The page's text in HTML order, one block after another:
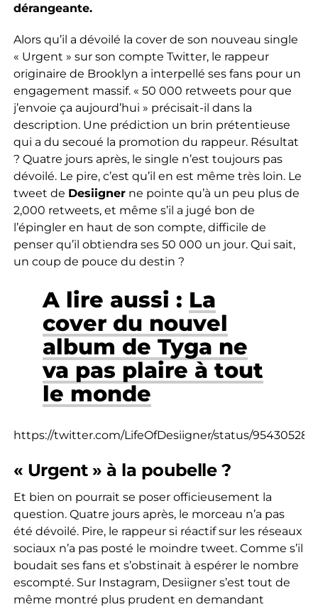
dérangeante.
Alors qu’il a dévoilé la cover de son nouveau single
« Urgent » sur son compte Twitter, le rappeur
originaire de Brooklyn a interpellé ses fans pour un
engagement massif. « 50 000 retweets pour que
j’envoie ça aujourd’hui » précisait-il dans la
description. Une prédiction un brin prétentieuse
qui a du secoué la promotion du rappeur. Résultat
? Quatre jours après, le single n’est toujours pas
dévoilé. Le pire, c’est qu’il en est même très loin. Le
tweet de Desiignerne pointe qu’à un peu plus de
2,000 retweets, et même s’il a jugé bon de
l’épingler en haut de son compte, difficile de
penser qu’il obtiendra ses 50 000 un jour. Qui sait,
un coup de pouce du destin ?
A lire aussi : La
cover du nouvel
album de Tyga ne
va pas plaire à tout
le monde
https://twitter.com/LifeOfDesiigner/status/
« Urgent » à la poubelle ?
Et bien on pourrait se poser officieusement la
question. Quatre jours après, le morceau n’a pas
été dévoilé. Pire, le rappeur si réactif sur les réseaux
sociaux n’a pas posté le moindre tweet. Comme s’il
boudait ses fans et s’obstinait à espérer le nombre
escompté. Sur Instagram, Desiigner s’est tout de
même montré plus prudent en demandant